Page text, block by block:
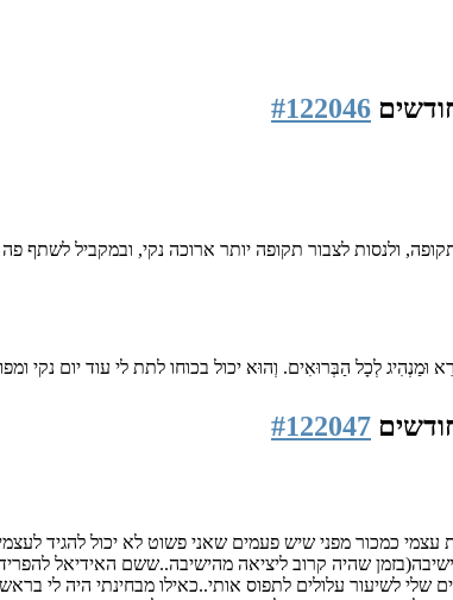
#122046
ולנסות לצבור תקופה יותר ארוכה נקי, ובמקביל לשתף
לְכָל הַבְּרוּאִים. וְהוּא יכול בכוחו לתת לי עוד יום נקי
#122047
כמכור מפני שיש פעמים שאני פשוט לא יכול להגיד
שהיה קרוב ליציאה מהישיבה..ששם האידיאל
שלי לשיעור עלולים לתפוס אותי..כאילו מבחינתי היה לי